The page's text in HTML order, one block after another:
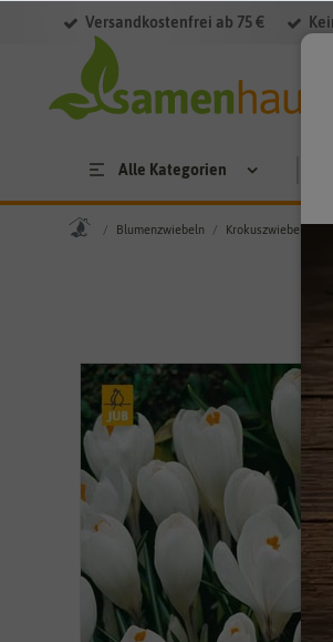
Versandkostenfrei ab 75 €
Alle Kategorien
Blumenzwiebeln Krokuszwiebeln